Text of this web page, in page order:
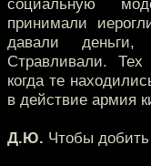
социальную
принимали
давали
Стравливали.
когда те
в действие армия
Д.Ю. Чтобы добить